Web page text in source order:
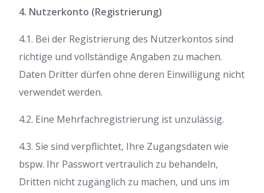
4. Nutzerkonto (Registrierung)
4.1. Bei der Registrierung des Nutzerkontos sind
richtige und vollständige Angaben zu machen.
Daten Dritter dürfen ohne deren Einwilligung nicht
verwendet werden.
4.2. Eine Mehrfachregistrierung ist unzulässig.
4.3. Sie sind verpflichtet, Ihre Zugangsdaten wie
bspw. Ihr Passwort vertraulich zu behandeln,
Dritten nicht zugänglich zu machen, und uns im